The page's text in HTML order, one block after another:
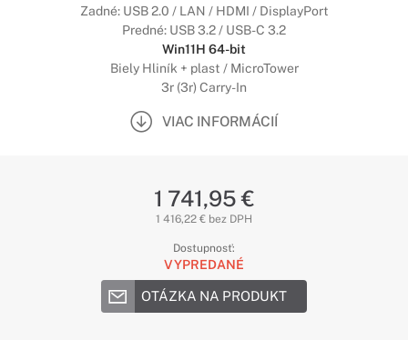
Zadné: USB 2.0 / LAN / HDMI / DisplayPort
Predné: USB 3.2 / USB-C 3.2
Win11H 64-bit
Biely Hliník + plast / MicroTower
3r (3r) Carry-In
VIAC INFORMÁCIÍ
1 741,95 €
1 416,22 € bez DPH
Dostupnosť:
VYPREDANÉ
OTÁZKA NA PRODUKT